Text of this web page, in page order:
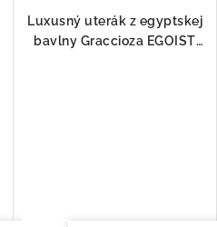
Luxusný uterák z egyptskej
bavlny Graccioza EGOIST